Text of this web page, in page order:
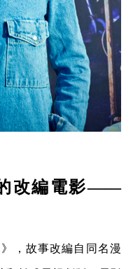
改編電影——
，故事改編自同名漫